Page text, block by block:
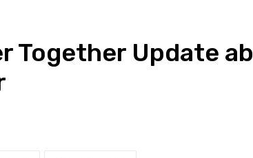
Together Update ab